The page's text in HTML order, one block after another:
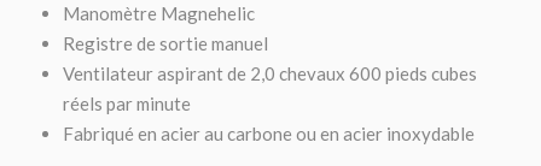
Manomètre Magnehelic
Registre de sortie manuel
Ventilateur aspirant de 2,0 chevaux 600 pieds cubes
réels par minute
Fabriqué en acier au carbone ou en acier inoxydable